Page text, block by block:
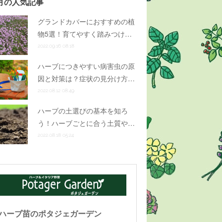
の人気記事
グランドカバーにおすすめの植
物5選！育てやすく踏みつけ…
2022.09.16 08:18
ハーブにつきやすい病害虫の原
因と対策は？症状の見分け方…
2022.08.12 08:49
ハーブの土選びの基本を知ろ
う！ハーブごとに合う土質や…
2022.08.18 05:24
ーブ苗のポタジェガーデン